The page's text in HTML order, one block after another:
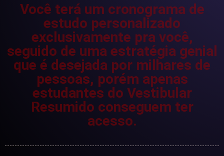
Você terá um cronograma de
estudo personalizado
exclusivamente pra você,
seguido de uma estratégia genial
que é desejada por milhares de
pessoas, porém apenas
estudantes do Vestibular
Resumido conseguem ter
acesso.